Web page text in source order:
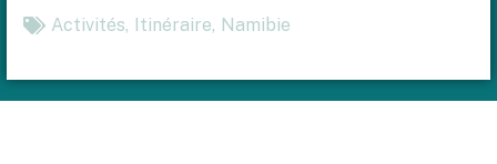
Activités, Itinéraire, Namibie